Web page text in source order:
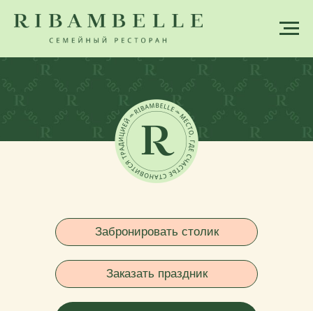
Забронировать столик
Заказать праздник